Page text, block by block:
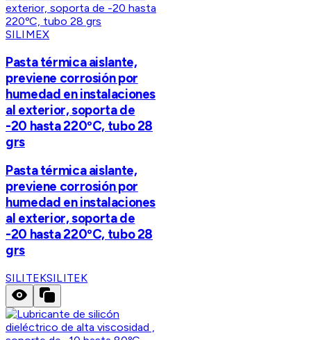
SILIMEX
Pasta térmica aislante,
previene corrosión por
humedad en instalaciones
al exterior, soporta de
-20 hasta 220ºC, tubo 28
grs
Pasta térmica aislante,
previene corrosión por
humedad en instalaciones
al exterior, soporta de
-20 hasta 220ºC, tubo 28
grs
SILITEKSILITEK